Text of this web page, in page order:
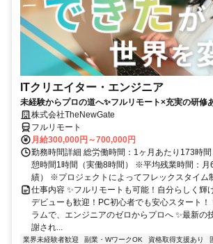
ITクリエイター・エンジニア
未経験からプロの道へ✨フルリモート×充実の研修
株式会社TheNewGate
フルリモート
月給300,000円～700,000円
勤務時間詳細 総労働時間：1ヶ月あたり173時
憩時間1時間（実働8時間） ※平均残業時間：月
績） ※プロジェクトによってフレックスタイム
仕事内容 ✨フルリモートも可能！自分らしく輝
デビューも歓迎！PC初心者でも安心スタート！
ラムで、エンジニアのゼロからプロへ ✨最新の
謝され...
業界未経験者歓迎 副業・WワークOK 資格取得支援あり